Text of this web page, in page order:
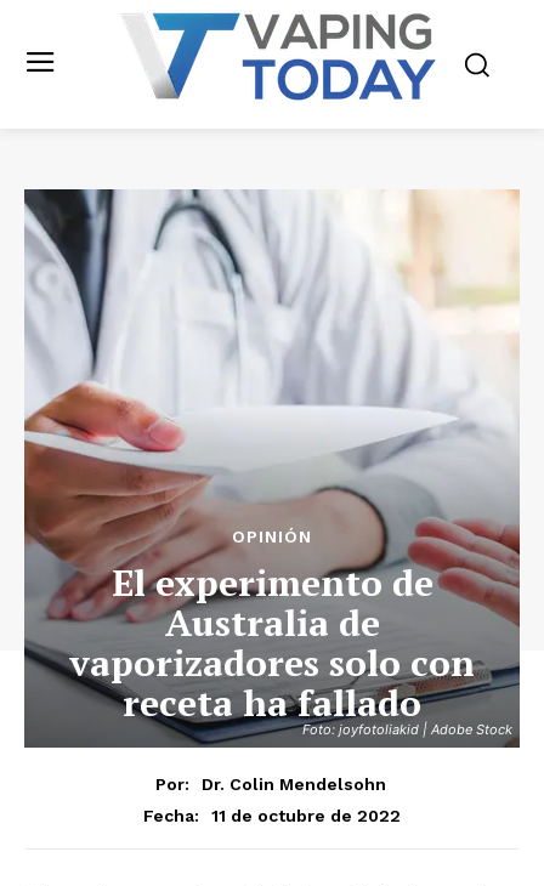
Foto: joyfotoliakid | Adobe Stock
OPINIÓN
El experimento de
Australia de
vaporizadores solo con
receta ha fallado
Por:
Dr. Colin Mendelsohn
Fecha:
11 de octubre de 2022